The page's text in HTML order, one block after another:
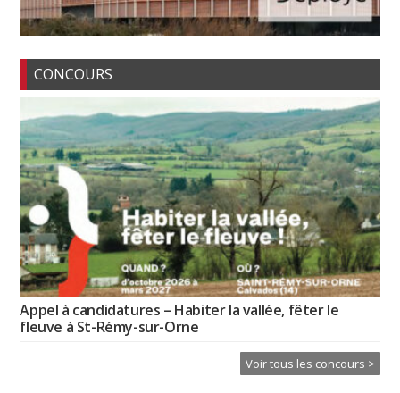
CONCOURS
Appel à candidatures – Habiter la vallée, fêter le
fleuve à St-Rémy-sur-Orne
Voir tous les concours >